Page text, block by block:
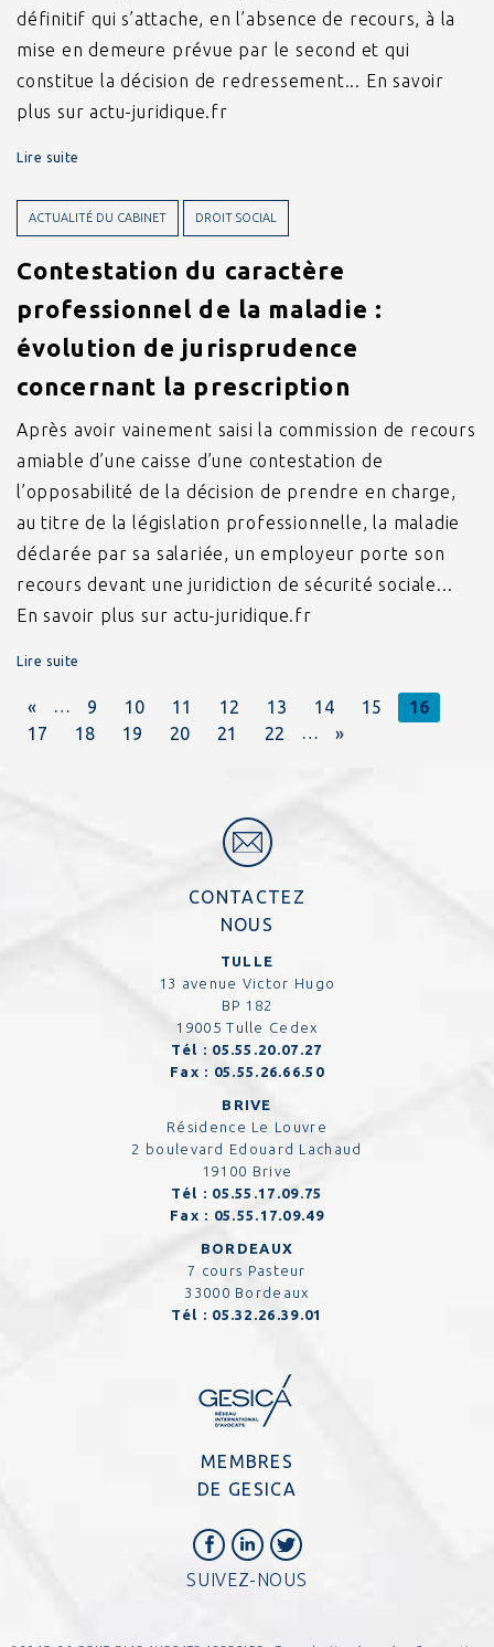
définitif qui s’attache, en l’absence de recours, à la
mise en demeure prévue par le second et qui
constitue la décision de redressement... En savoir
plus sur actu-juridique.fr
Lire suite
ACTUALITÉ DU CABINET DROIT SOCIAL
Contestation du caractère
professionnel de la maladie :
évolution de jurisprudence
concernant la prescription
Après avoir vainement saisi la commission de recours
amiable d’une caisse d’une contestation de
l’opposabilité de la décision de prendre en charge,
au titre de la législation professionnelle, la maladie
déclarée par sa salariée, un employeur porte son
recours devant une juridiction de sécurité sociale...
En savoir plus sur actu-juridique.fr
Lire suite
« … 9 10 11 12 13 14 15
16
17
18 19 20 21 22 … »
CONTACTEZ
NOUS
TULLE
13 avenue Victor Hugo
BP 182
19005 Tulle Cedex
Tél : 05.55.20.07.27
Fax : 05.55.26.66.50
BRIVE
Résidence Le Louvre
2 boulevard Edouard Lachaud
19100 Brive
Tél : 05.55.17.09.75
Fax : 05.55.17.09.49
BORDEAUX
7 cours Pasteur
33000 Bordeaux
Tél : 05.32.26.39.01
MEMBRES
DE GESICA
SUIVEZ-NOUS